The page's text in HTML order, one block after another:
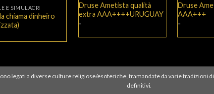
E SIMULACRI
chiama dinheiro
Druse Ametista qualità
extra AAA++++URUGUAY
-Fascia
prezzo:
Druse
AAA+++
-
prezzo:
legati a diverse culture religiose/esoteriche, tramandate da varie tradizioni
definitivi.